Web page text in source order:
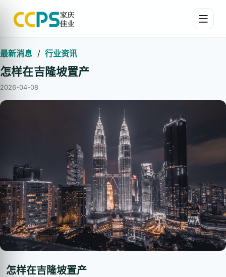
最新消息 / 行业资讯
怎样在吉隆坡置产
2026-04-08
怎样在吉隆坡置产